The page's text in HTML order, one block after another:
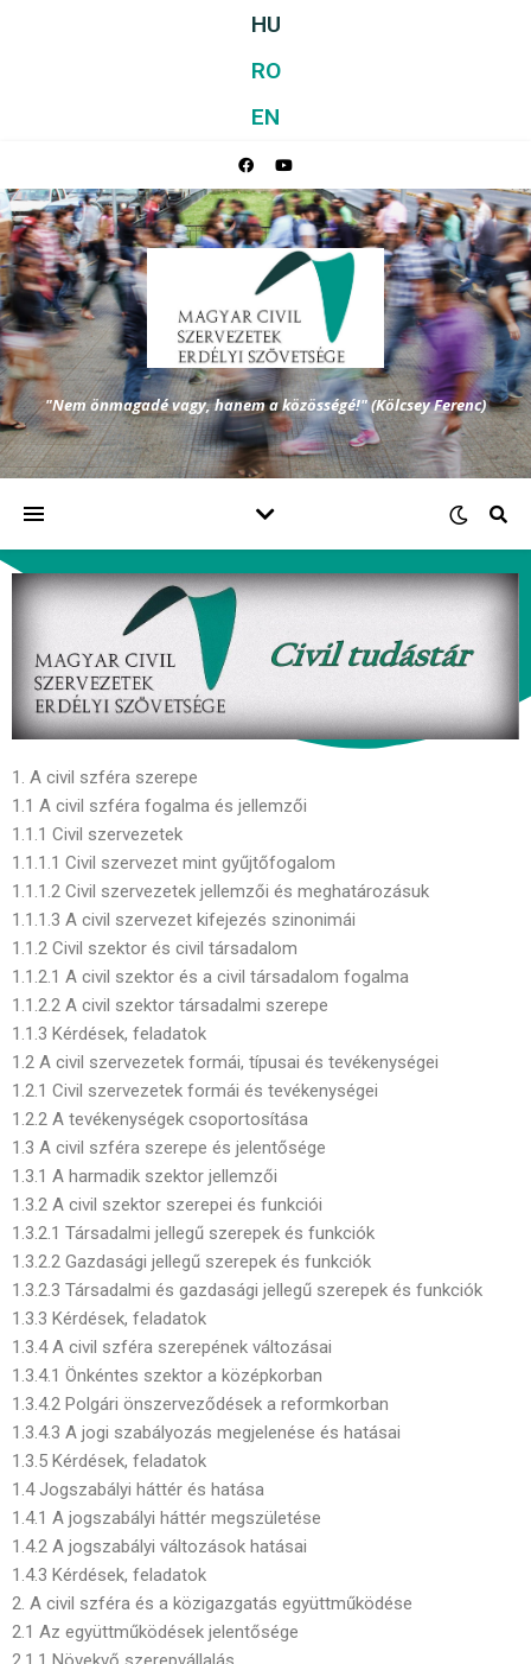
HU
RO
EN
"Nem önmagadé vagy, hanem a közösségé!" (Kölcsey Ferenc)
1. A civil szféra szerepe
1.1 A civil szféra fogalma és jellemzői
1.1.1 Civil szervezetek
1.1.1.1 Civil szervezet mint gyűjtőfogalom
1.1.1.2 Civil szervezetek jellemzői és meghatározásuk
1.1.1.3 A civil szervezet kifejezés szinonimái
1.1.2 Civil szektor és civil társadalom
1.1.2.1 A civil szektor és a civil társadalom fogalma
1.1.2.2 A civil szektor társadalmi szerepe
1.1.3 Kérdések, feladatok
1.2 A civil szervezetek formái, típusai és tevékenységei
1.2.1 Civil szervezetek formái és tevékenységei
1.2.2 A tevékenységek csoportosítása
1.3 A civil szféra szerepe és jelentősége
1.3.1 A harmadik szektor jellemzői
1.3.2 A civil szektor szerepei és funkciói
1.3.2.1 Társadalmi jellegű szerepek és funkciók
1.3.2.2 Gazdasági jellegű szerepek és funkciók
1.3.2.3 Társadalmi és gazdasági jellegű szerepek és funkciók
1.3.3 Kérdések, feladatok
1.3.4 A civil szféra szerepének változásai
1.3.4.1 Önkéntes szektor a középkorban
1.3.4.2 Polgári önszerveződések a reformkorban
1.3.4.3 A jogi szabályozás megjelenése és hatásai
1.3.5 Kérdések, feladatok
1.4 Jogszabályi háttér és hatása
1.4.1 A jogszabályi háttér megszületése
1.4.2 A jogszabályi változások hatásai
1.4.3 Kérdések, feladatok
2. A civil szféra és a közigazgatás együttműködése
2.1 Az együttműködések jelentősége